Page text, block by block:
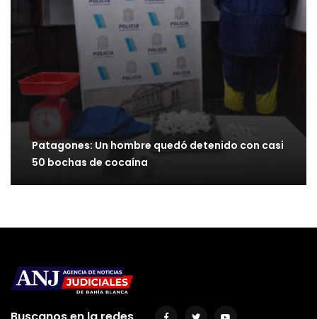
Patagones: Un hombre quedó detenido con casi
50 bochas de cocaína